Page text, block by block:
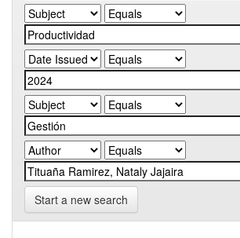
Start a new search